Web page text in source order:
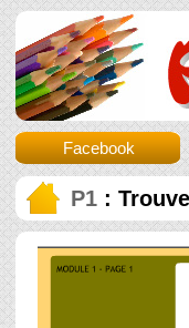
Facebook
P1 :